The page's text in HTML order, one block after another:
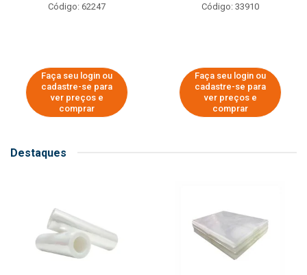
Código: 62247
Faça seu login ou
cadastre-se para
ver preços e
comprar
Código: 33910
Faça seu login ou
cadastre-se para
ver preços e
comprar
Destaques